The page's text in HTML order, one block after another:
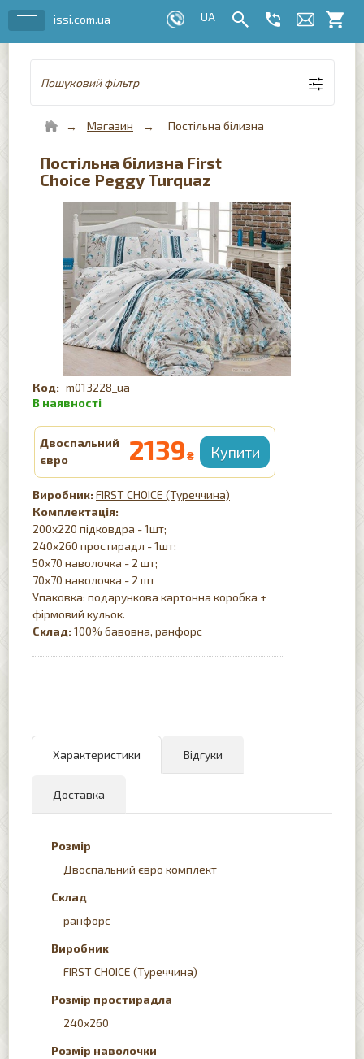
issi.com.ua
Пошуковий фільтр
Магазин Постільна білизна
Постільна білизна First
Choice Peggy Turquaz
m013228_ua
Двоспальний
євро
2139₴
FIRST CHOICE (Туреччина)
Комплектація:
200х220 підковдра - 1шт;
240х260 простирадл - 1шт;
50х70 наволочка - 2 шт;
70х70 наволочка - 2 шт
Упаковка: подарункова картонна коробка +
фірмовий кульок.
Склад: 100% бавовна, ранфорс
Характеристики Відгуки
Доставка
Розмір
Двоспальний євро комплект
Склад
ранфорс
Виробник
FIRST CHOICE (Туреччина)
Розмір простирадла
240x260
Розмір наволочки